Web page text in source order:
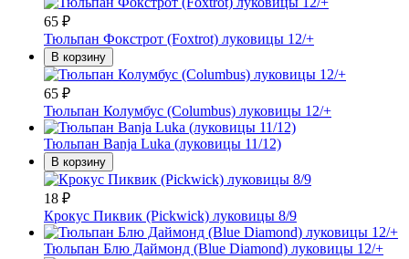
65 ₽
Тюльпан Фокстрот (Foxtrot) луковицы 12/+
В корзину
65 ₽
Тюльпан Колумбус (Columbus) луковицы 12/+
Тюльпан Banja Luka (луковицы 11/12)
В корзину
18 ₽
Крокус Пиквик (Pickwick) луковицы 8/9
Тюльпан Блю Даймонд (Blue Diamond) луковицы 12/+